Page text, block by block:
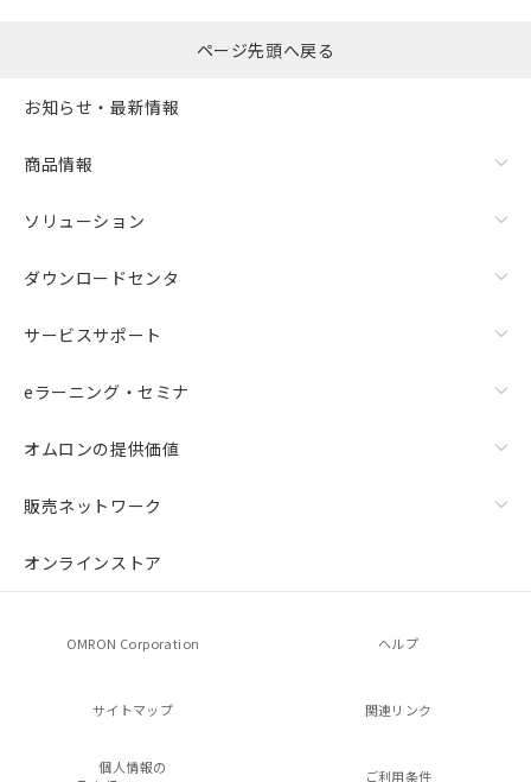
ページ先頭へ戻る
お知らせ・最新情報
商品情報
ソリューション
ダウンロードセンタ
サービスサポート
eラーニング・セミナ
オムロンの提供価値
販売ネットワーク
オンラインストア
OMRON Corporation ヘルプ
サイトマップ 関連リンク
個人情報の
ご利用条件